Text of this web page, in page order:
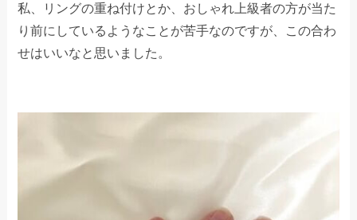
私、リングの重ね付けとか、おしゃれ上級者の方が当た
り前にしているようなことが苦手なのですが、この合わ
せはいいなと思いました。